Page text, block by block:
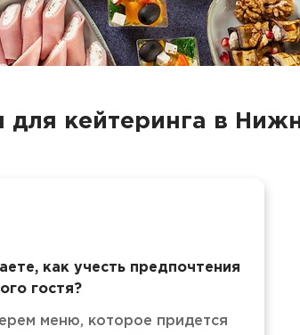
для кейтеринга в
как учесть предпочтения
гостя?
меню, которое придется